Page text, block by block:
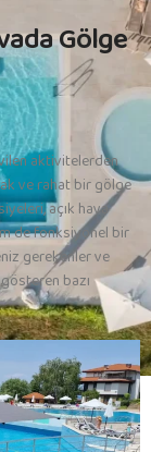
Gölge
aktivitelerden
ve rahat bir gölge
açık hava
de fonksiyonel bir
gerekenler ve
bazı